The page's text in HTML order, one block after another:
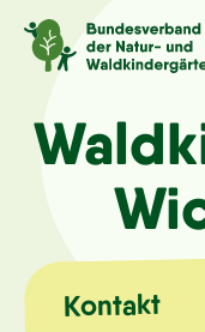
Sprache/Language
Aktuelles
Über uns
Kontakt